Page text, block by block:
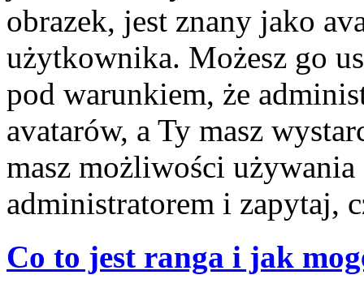
obrazek, jest znany jako
użytkownika. Możesz go
pod warunkiem, że
avatarów, a Ty masz
masz możliwości
administratorem i zapytaj,
Co to jest ranga i jak